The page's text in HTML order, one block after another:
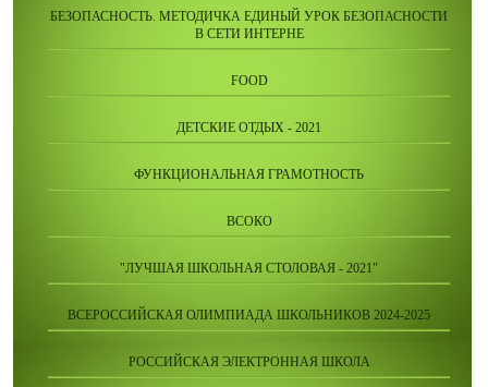
БЕЗОПАСНОСТЬ. МЕТОДИЧКА ЕДИНЫЙ УРОК БЕЗОПАСНОСТИ
В СЕТИ ИНТЕРНЕ
FOOD
ДЕТСКИЕ ОТДЫХ - 2021
ФУНКЦИОНАЛЬНАЯ ГРАМОТНОСТЬ
ВСОКО
"ЛУЧШАЯ ШКОЛЬНАЯ СТОЛОВАЯ - 2021"
ВСЕРОССИЙСКАЯ ОЛИМПИАДА ШКОЛЬНИКОВ 2024-2025
РОССИЙСКАЯ ЭЛЕКТРОННАЯ ШКОЛА